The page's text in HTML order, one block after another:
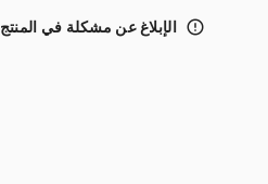
error_outline الإبلاغ عن مشكلة في المنتج